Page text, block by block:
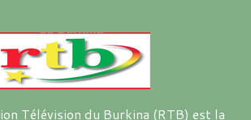
Télévision du Burkina (RTB) est la